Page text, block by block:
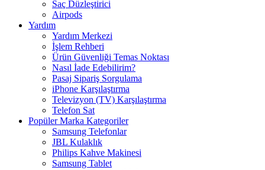
Saç Düzleştirici
Airpods
Yardım
Yardım Merkezi
İşlem Rehberi
Ürün Güvenliği Temas Noktası
Nasıl İade Edebilirim?
Pasaj Sipariş Sorgulama
iPhone Karşılaştırma
Televizyon (TV) Karşılaştırma
Telefon Sat
Popüler Marka Kategoriler
Samsung Telefonlar
JBL Kulaklık
Philips Kahve Makinesi
Samsung Tablet